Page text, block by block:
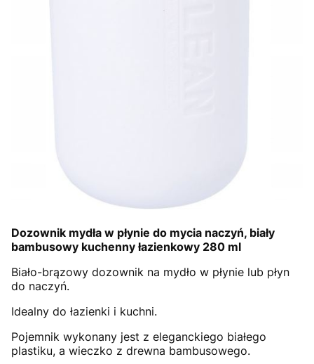
Dozownik mydła w płynie do mycia naczyń, biały
bambusowy kuchenny łazienkowy 280 ml
Biało-brązowy dozownik na mydło w płynie lub płyn
do naczyń.
Idealny do łazienki i kuchni.
Pojemnik wykonany jest z eleganckiego białego
plastiku, a wieczko z drewna bambusowego.